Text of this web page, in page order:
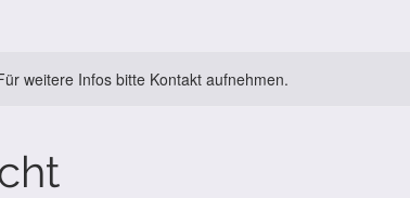
weitere Infos bitte Kontakt aufnehmen.